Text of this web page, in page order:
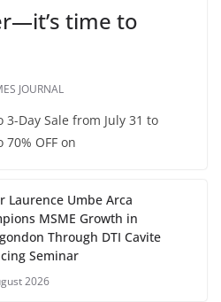
time to
JOURNAL
Day Sale from July 31 to
OFF on
Laurence Umbe Arca
MSME Growth in
Through DTI Cavite
Seminar
2026